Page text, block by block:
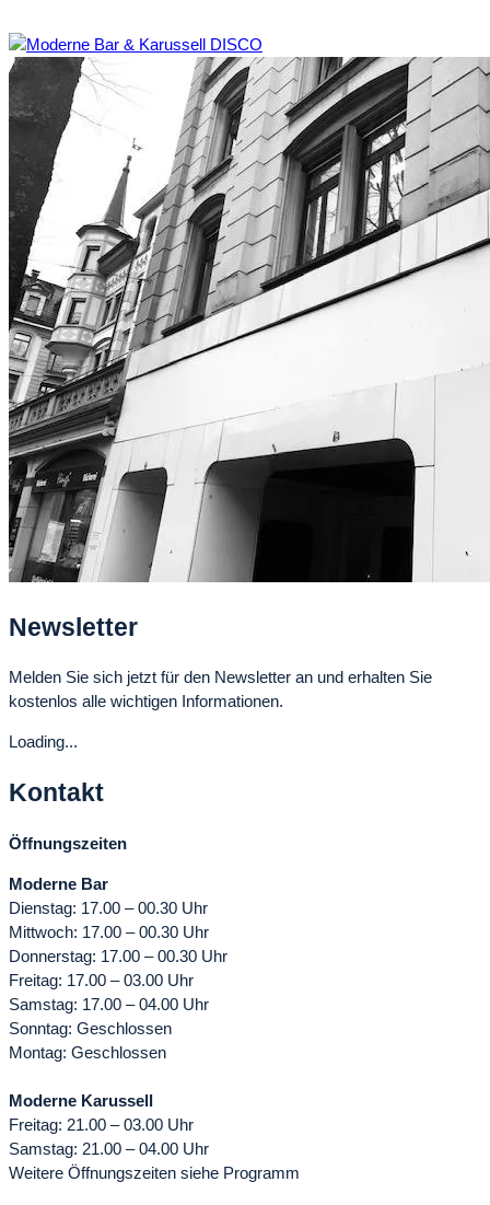
Newsletter
Melden Sie sich jetzt für den Newsletter an und erhalten Sie
kostenlos alle wichtigen Informationen.
Loading...
Kontakt
Öffnungszeiten
Moderne Bar
Dienstag: 17.00 – 00.30 Uhr
Mittwoch: 17.00 – 00.30 Uhr
Donnerstag: 17.00 – 00.30 Uhr
Freitag: 17.00 – 03.00 Uhr
Samstag: 17.00 – 04.00 Uhr
Sonntag: Geschlossen
Montag: Geschlossen
Moderne Karussell
Freitag: 21.00 – 03.00 Uhr
Samstag: 21.00 – 04.00 Uhr
Weitere Öffnungszeiten siehe Programm